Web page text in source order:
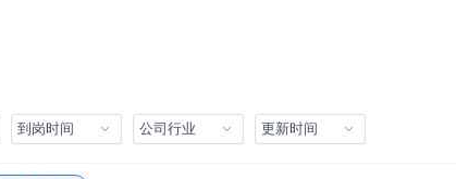
到岗时间 公司行业 更新时间